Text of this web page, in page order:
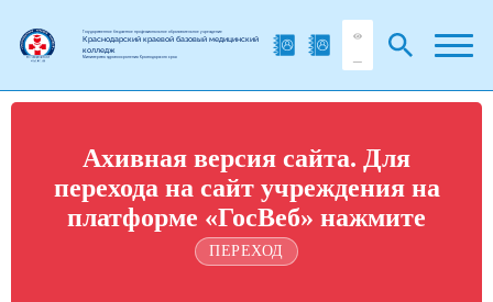
Государственное бюджетное профессиональное образовательное учреждение
Краснодарский краевой базовый медицинский
колледж
Министерства здравоохранения Краснодарского края
Ахивная версия сайта. Для
перехода на сайт учреждения на
платформе «ГосВеб» нажмите
ПЕРЕХОД